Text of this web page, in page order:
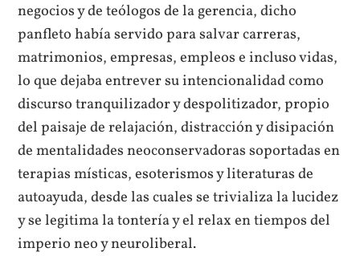
negocios y de teólogos de la gerencia, dicho
panfleto había servido para salvar carreras,
matrimonios, empresas, empleos e incluso vidas,
lo que dejaba entrever su intencionalidad como
discurso tranquilizador y despolitizador, propio
del paisaje de relajación, distracción y disipación
de mentalidades neoconservadoras soportadas en
terapias místicas, esoterismos y literaturas de
autoayuda, desde las cuales se trivializa la lucidez
y se legitima la tontería y el relax en tiempos del
imperio neo y neuroliberal.